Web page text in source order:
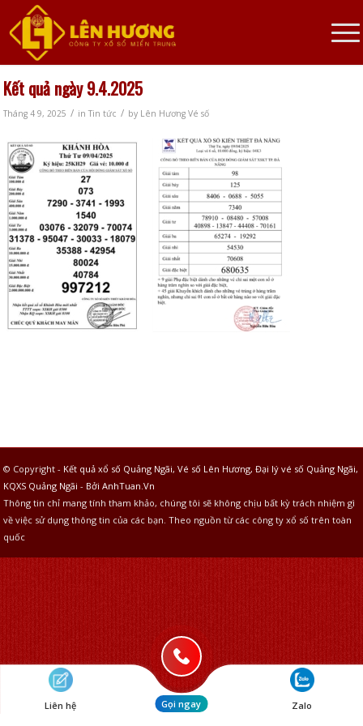
Kết quả ngày 9.4.2025
Tháng 4 9, 2025 / inTin tức / by Lên Hương Vé số
© Copyright - Kết quả xổ số Quảng Ngãi, Vé số Lên Hương, Đại lý vé số Quảng Ngãi,
KQXS Quảng Ngãi - Bởi AnhTuan.Vn
Thông tin chỉ mang tính tham khảo, chúng tôi sẽ không chịu bất kỳ trách nhiệm gì
về việc sử dụng thông tin của các bạn. Theo nguồn từ các công ty xổ số trên toàn
quốc
Liên hệ Gọi ngay Zalo